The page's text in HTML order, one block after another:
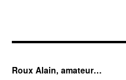
Roux Alain, amateur…